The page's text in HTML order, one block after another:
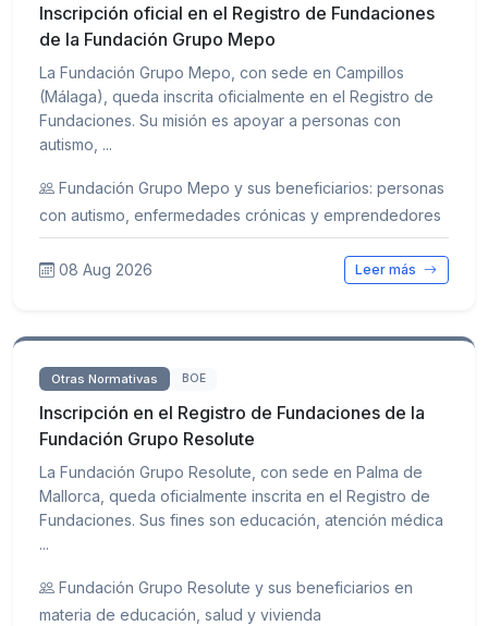
Inscripción oficial en el Registro de Fundaciones
de la Fundación Grupo Mepo
La Fundación Grupo Mepo, con sede en Campillos
(Málaga), queda inscrita oficialmente en el Registro de
Fundaciones. Su misión es apoyar a personas con
autismo, ...
Fundación Grupo Mepo y sus beneficiarios: personas
con autismo, enfermedades crónicas y emprendedores
08 Aug 2026 Leer más
Otras Normativas BOE
Inscripción en el Registro de Fundaciones de la
Fundación Grupo Resolute
La Fundación Grupo Resolute, con sede en Palma de
Mallorca, queda oficialmente inscrita en el Registro de
Fundaciones. Sus fines son educación, atención médica
...
Fundación Grupo Resolute y sus beneficiarios en
materia de educación, salud y vivienda